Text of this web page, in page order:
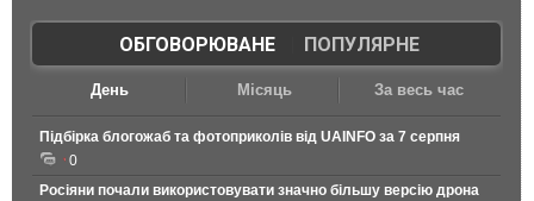
ОБГОВОРЮВАНЕ| ПОПУЛЯРНЕ
День Місяць За весь час
Підбірка блогожаб та фотоприколів від UAINFO за 7 серпня
0
Росіяни почали використовувати значно більшу версію дрона